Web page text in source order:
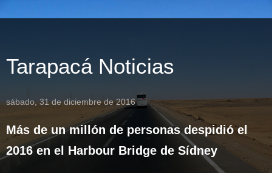
Tarapacá Noticias
sábado, 31 de diciembre de 2016
Más de un millón de personas despidió el
2016 en el Harbour Bridge de Sídney